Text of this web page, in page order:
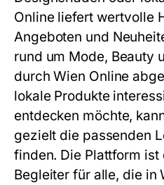
Online liefert wertvolle
Angeboten und
rund um Mode, Beauty
durch Wien Online
lokale Produkte
entdecken möchte,
gezielt die passenden
finden. Die Plattform
Begleiter für alle, die in